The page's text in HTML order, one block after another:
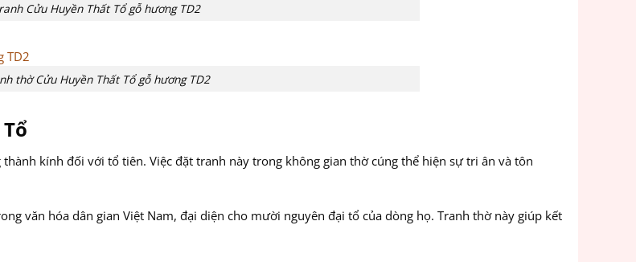
Cửu Huyền Thất Tổ gỗ hương TD2
thờ Cửu Huyền Thất Tổ gỗ hương TD2
kính đối với tổ tiên. Việc đặt tranh này trong không gian thờ cúng thể hiện sự tri ân và tôn
văn hóa dân gian Việt Nam, đại diện cho mười nguyên đại tổ của dòng họ. Tranh thờ này giúp kết